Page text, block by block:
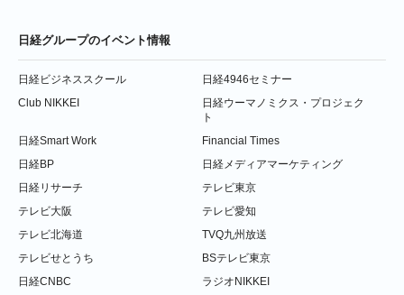
日経グループのイベント情報
日経ビジネススクール
日経4946セミナー
Club NIKKEI
日経ウーマノミクス・プロジェク
ト
日経Smart Work
Financial Times
日経BP
日経メディアマーケティング
日経リサーチ
テレビ東京
テレビ大阪
テレビ愛知
テレビ北海道
TVQ九州放送
テレビせとうち
BSテレビ東京
日経CNBC
ラジオNIKKEI